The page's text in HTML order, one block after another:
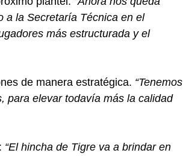
a la Secretaría Técnica en el
más estructurada y el
de manera estratégica. “Tenemos
para elevar todavía más la calidad
“El hincha de Tigre va a brindar en